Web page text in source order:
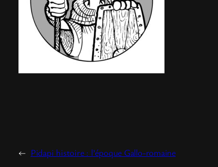
← Pidapi histoire : l’époque Gallo-romaine